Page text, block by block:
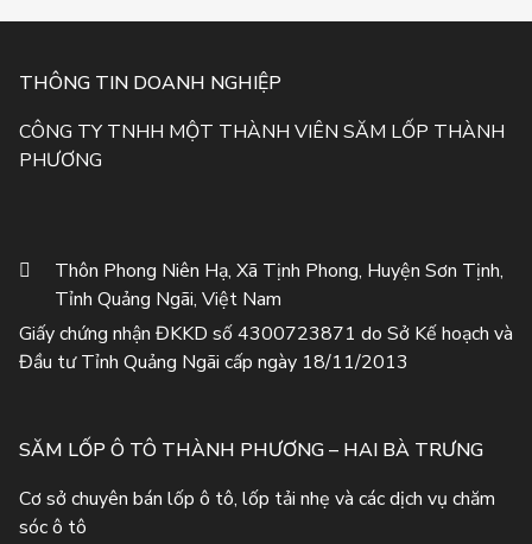
THÔNG TIN DOANH NGHIỆP
CÔNG TY TNHH MỘT THÀNH VIÊN SĂM LỐP THÀNH
PHƯƠNG
Thôn Phong Niên Hạ, Xã Tịnh Phong, Huyện Sơn Tịnh,
Tỉnh Quảng Ngãi, Việt Nam
Giấy chứng nhận ĐKKD số 4300723871 do Sở Kế hoạch và
Đầu tư Tỉnh Quảng Ngãi cấp ngày 18/11/2013
SĂM LỐP Ô TÔ THÀNH PHƯƠNG – HAI BÀ TRƯNG
Cơ sở chuyên bán lốp ô tô, lốp tải nhẹ và các dịch vụ chăm
sóc ô tô